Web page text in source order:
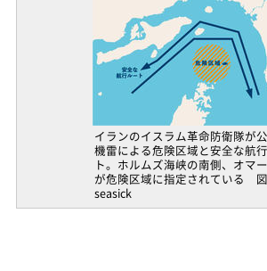
イランのイスラム革命防衛隊が
機雷による危険区域と安全な航
ト。ホルムズ海峡の南側、オマ
が危険区域に指定されている 図
seasick